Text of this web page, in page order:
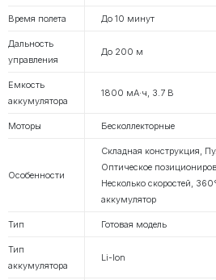
Время полета До 10 минут
Дальность
управления
До 200 м
Емкость
аккумулятора
1800 мА·ч, 3.7 В
Моторы Бесколлекторные
Особенности
Складная конструкция,
Оптическое
Несколько скоростей,
аккумулятор
Тип Готовая модель
Тип
аккумулятора
Li-Ion